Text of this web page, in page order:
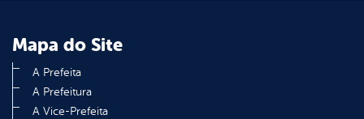
Mapa do Site
A Prefeita
A Prefeitura
A Vice-Prefeita